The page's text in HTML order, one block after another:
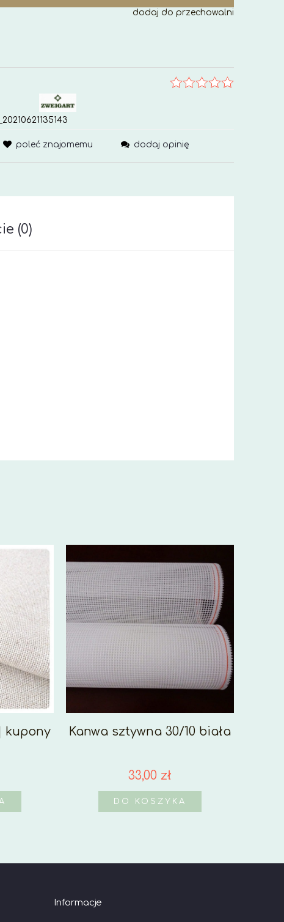
dodaj do przechowalni
poleć znajomemu dodaj opinię
(0)
kupony Kanwa sztywna 30/10 biała
33,00 zł
DO KOSZYKA
Informacje